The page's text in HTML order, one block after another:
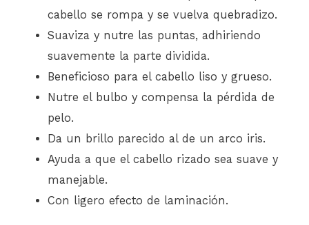
cabello se rompa y se vuelva quebradizo.
Suaviza y nutre las puntas, adhiriendo
suavemente la parte dividida.
Beneficioso para el cabello liso y grueso.
Nutre el bulbo y compensa la pérdida de
pelo.
Da un brillo parecido al de un arco iris.
Ayuda a que el cabello rizado sea suave y
manejable.
Con ligero efecto de laminación.